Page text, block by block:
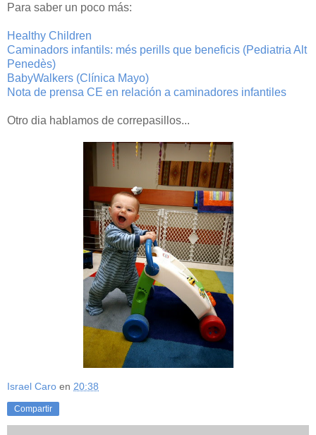
Para saber un poco más:
Healthy Children
Caminadors infantils: més perills que beneficis (Pediatria Alt
Penedès)
BabyWalkers (Clínica Mayo)
Nota de prensa CE en relación a caminadores infantiles
Otro dia hablamos de correpasillos...
Israel Caro en 20:38
Compartir